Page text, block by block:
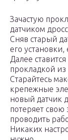
Зачастую
датчиком
Сняв старый
его
Далее
прокладкой из
Старайтесь
крепежные
новый датчик
потеряет свою
проводить
Никаких